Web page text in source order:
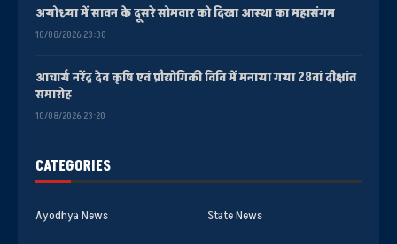
CATEGORIES
Ayodhya News
State News
अयोध्या में सावन के दूसरे सोमवार को दिखा आस्था का महासंगम
10/08/2026 23:30
आचार्य नरेंद्र देव कृषि एवं प्रौद्योगिकी विवि में मनाया गया 28वां दीक्षांत
समारोह
10/08/2026 23:20